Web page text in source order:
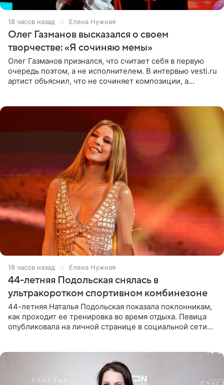
18 часов назад Елена Нужная
Олег Газманов высказался о своем
творчестве: «Я сочиняю мемы»
Олег Газманов признался, что считает себя в первую
очередь поэтом, а не исполнителем. В интервью vesti.ru
артист объяснил, что не сочиняет композиции, а
18 часов назад Елена Нужная
44-летняя Подольская снялась в
ультракоротком спортивном комбинезоне
44-летняя Наталья Подольская показала поклонникам,
как проходит ее тренировка во время отдыха. Певица
опубликовала на личной странице в социальной сети